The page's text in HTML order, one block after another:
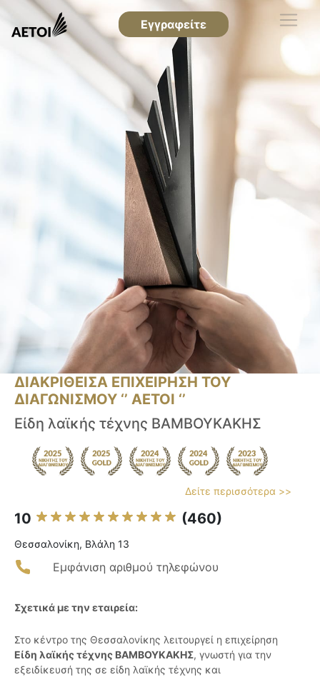
Εγγραφείτε
ΔΙΑΚΡΙΘΕΙΣΑ ΕΠΙΧΕΙΡΗΣΗ ΤΟΥ
ΔΙΑΓΩΝΙΣΜΟΥ ‘’ ΑΕΤΟΙ ‘’
Είδη λαϊκής τέχνης ΒΑΜΒΟΥΚΑΚΗΣ
Δείτε περισσότερα >>
10 (460)
Θεσσαλονίκη, Βλάλη 13
Εμφάνιση αριθμού τηλεφώνου
Σχετικά με την εταιρεία:
Στο κέντρο της Θεσσαλονίκης λειτουργεί η επιχείρηση
Είδη λαϊκής τέχνης ΒΑΜΒΟΥΚΑΚΗΣ, γνωστή για την
εξειδίκευσή της σε είδη λαϊκής τέχνης και